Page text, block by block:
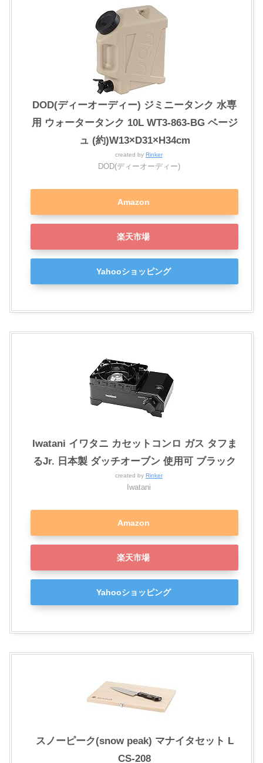
DOD(ディーオーディー) ジミニータンク 水専
用 ウォータータンク 10L WT3-863-BG ベージ
ュ (約)W13×D31×H34cm
created by Rinker
DOD(ディーオーディー)
Amazon
楽天市場
Yahooショッピング
Iwatani イワタニ カセットコンロ ガス タフま
るJr. 日本製 ダッチオーブン 使用可 ブラック
created by Rinker
Iwatani
Amazon
楽天市場
Yahooショッピング
スノーピーク(snow peak) マナイタセット L
CS-208